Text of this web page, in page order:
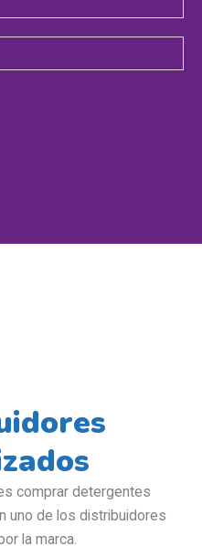
comprar detergentes
uno de los distribuidores
la marca.